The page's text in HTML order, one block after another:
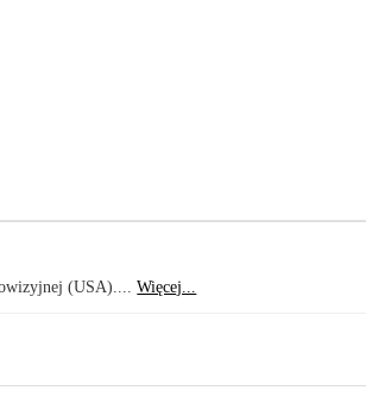
(USA)....Więcej...